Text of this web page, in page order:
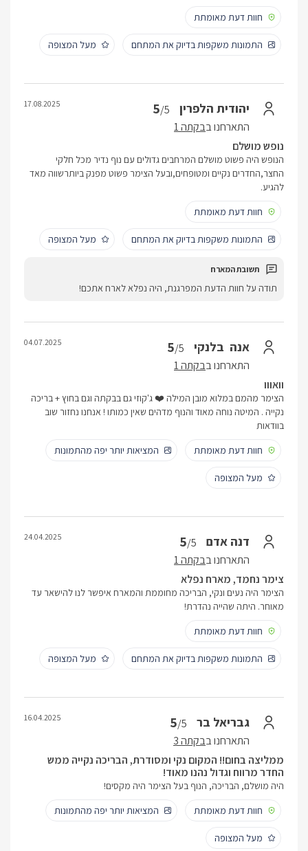
חוות דעת מאומתת
התמונות משקפות בדיוק את המתחם מעל המצופה
יהודית הלפרין 5/5
התארחנו בבקתה 1
17.08.2025
נופש מושלם
הנופש היה פשוט מושלם המרחבים גדולים עם נוף נדיר מכל חלקי
החצר,החדרים נקיים ומטופחים,ובעל הצימר פשוט מפנק ביותרשווה מאד
להגיע.
חוות דעת מאומתת
התמונות משקפות בדיוק את המתחם מעל המצופה
תודה על חוות הדעת המפרגנת, היה נפלא לארח אתכם!
5/5
התארחנו בבקתה 1
04.07.2025
וואווו
הצימר מהמם במלוא מובן המילה ❤️ ג'קוזי גם בבקתה וגם בחוץ + בריכה
נקייה . המיטה נוחה מאוד והנוף מדהים שאין כמותו ! אנחנו נחזור שוב
בוודאות
חוות דעת מאומתת
המציאות יותר יפה מהתמונות
מעל המצופה
דנה אדם 5/5
התארחנו בבקתה 1
24.04.2025
צימר נחמד, מארח נפלא
הצימר היה נעים ונקי, הבריכה מחוממת והמארח איפשר לנו להישאר עד
מאוחר. היתה שהייה נהדרת!
חוות דעת מאומתת
התמונות משקפות בדיוק את המתחם מעל המצופה
גבריאל בר 5/5
התארחנו בבקתה 3
16.04.2025
ממליצה בחום!! המקום נקי ומסודרת, הבריכה נקייה ממש
החדר מרווח וגדול נהנו מאוד!
היה מושלם, הבריכה, הנוף בעל הצימר היה מקסים!
חוות דעת מאומתת
המציאות יותר יפה מהתמונות
מעל המצופה